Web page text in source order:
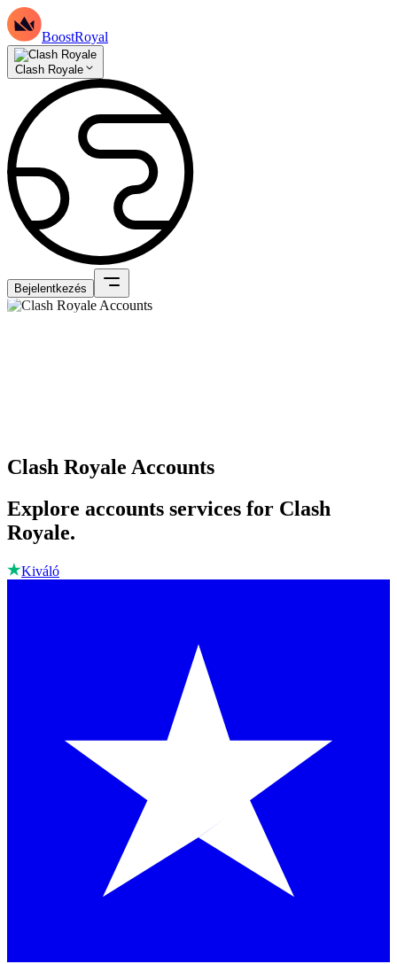
BoostRoyal
Clash Royale
Bejelentkezés
Clash Royale Accounts
Explore accounts services for Clash
Royale.
Kiváló